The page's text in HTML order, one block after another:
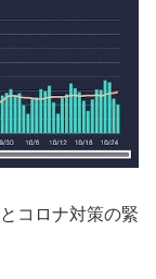
コロナ対策の緊